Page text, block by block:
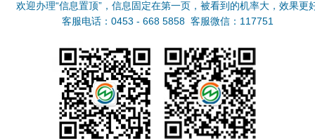
欢迎办理“信息置顶”，信息固定在第一页，被看到的机率大，效果更
客服电话：0453 - 668 5858 客服微信：117751